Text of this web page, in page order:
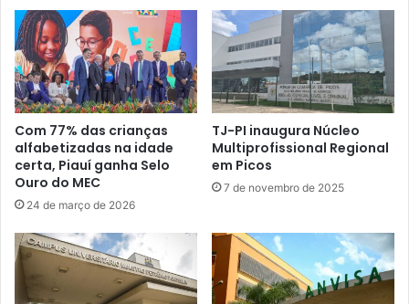
Com 77% das crianças
alfabetizadas na idade
certa, Piauí ganha Selo
Ouro do MEC
24 de março de 2026
TJ-PI inaugura Núcleo
Multiprofissional Regional
em Picos
7 de novembro de 2025